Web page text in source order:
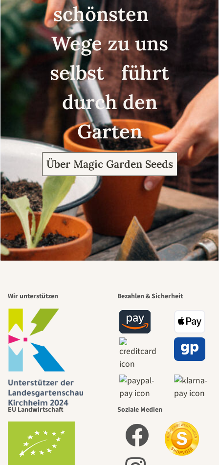
schönsten
Wege zu uns
selbst führt
durch den
Garten
Über Magic Garden Seeds
Wir unterstützen Bezahlen & Sicherheit
EU Landwirtschaft Soziale Medien